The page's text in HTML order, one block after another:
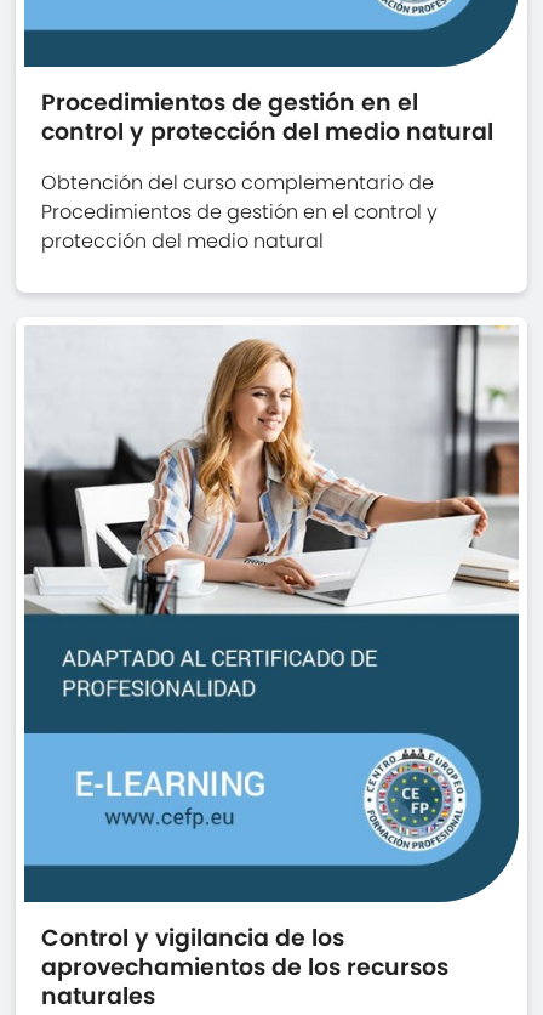
Procedimientos de gestión en el
control y protección del medio natural
Obtención del curso complementario de
Procedimientos de gestión en el control y
protección del medio natural
Control y vigilancia de los
aprovechamientos de los recursos
naturales